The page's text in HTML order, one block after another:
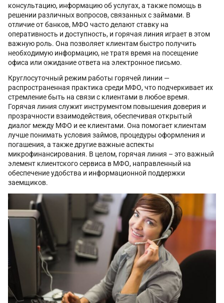
консультацию, информацию об услугах, а также помощь в
решении различных вопросов, связанных с займами. В
отличие от банков, МФО часто делают ставку на
оперативность и доступность, и горячая линия играет в этом
важную роль. Она позволяет клиентам быстро получить
необходимую информацию, не тратя время на посещение
офиса или ожидание ответа на электронное письмо.
Круглосуточный режим работы горячей линии —
распространенная практика среди МФО, что подчеркивает их
стремление быть на связи с клиентами в любое время.
Горячая линия служит инструментом повышения доверия и
прозрачности взаимодействия, обеспечивая открытый
диалог между МФО и ее клиентами. Она помогает клиентам
лучше понимать условия займов, процедуры оформления и
погашения, а также другие важные аспекты
микрофинансирования. В целом, горячая линия – это важный
элемент клиентского сервиса в МФО, направленный на
обеспечение удобства и информационной поддержки
заемщиков.